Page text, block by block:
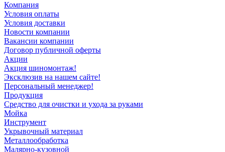
Компания
Условия оплаты
Условия доставки
Новости компании
Вакансии компании
Договор публичной оферты
Акции
Акция шиномонтаж!
Эксклюзив на нашем сайте!
Персональный менеджер!
Продукция
Средство для очистки и ухода за руками
Мойка
Инструмент
Укрывочный материал
Металлообработка
Малярно-кузовной